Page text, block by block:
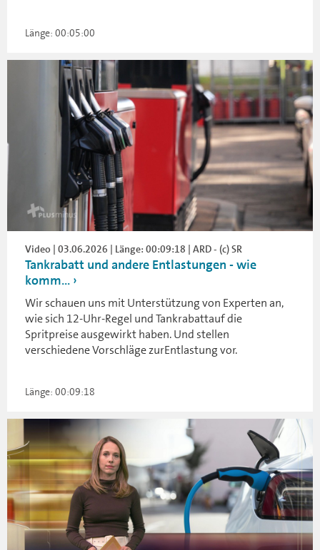
Länge: 00:05:00
Video | 03.06.2026 | Länge: 00:09:18 | ARD - (c) SR
Tankrabatt und andere Entlastungen - wie
komm...
Wir schauen uns mit Unterstützung von Experten an,
wie sich 12-Uhr-Regel und Tankrabattauf die
Spritpreise ausgewirkt haben. Und stellen
verschiedene Vorschläge zurEntlastung vor.
Länge: 00:09:18